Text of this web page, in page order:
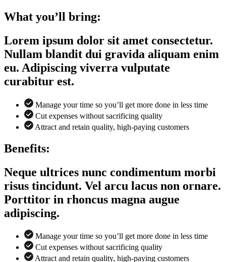
What you’ll bring:
Lorem ipsum dolor sit amet consectetur.
Nullam blandit dui gravida aliquam enim
eu. Adipiscing viverra vulputate
curabitur est.
Manage your time so you’ll get more done in less time
Cut expenses without sacrificing quality
Attract and retain quality, high-paying customers
Benefits:
Neque ultrices nunc condimentum morbi
risus tincidunt. Vel arcu lacus non ornare.
Porttitor in rhoncus magna augue
adipiscing.
Manage your time so you’ll get more done in less time
Cut expenses without sacrificing quality
Attract and retain quality, high-paying customers